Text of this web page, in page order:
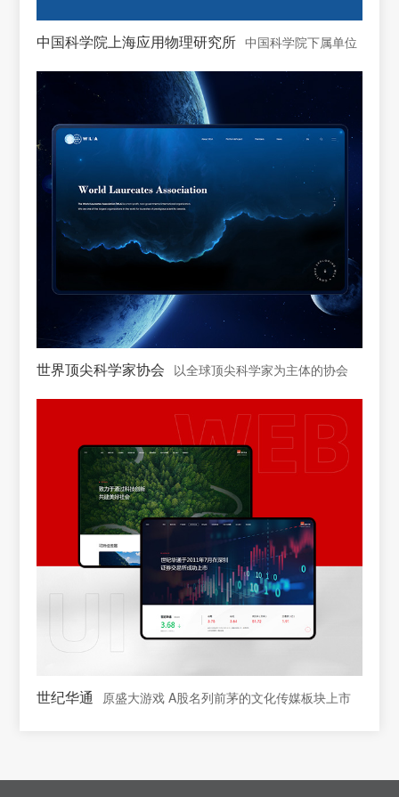
中国科学院上海应用物理研究所 中国科学院下属单位
世界顶尖科学家协会 以全球顶尖科学家为主体的协会
世纪华通 原盛大游戏 A股名列前茅的文化传媒板块上市